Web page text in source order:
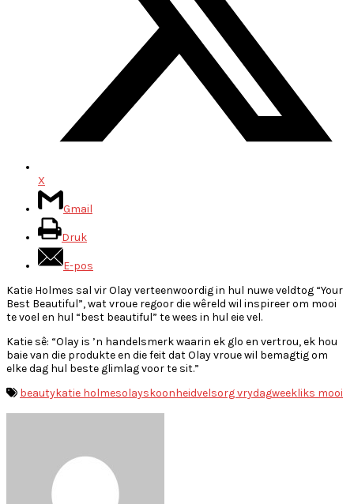
X
Gmail
Druk
E-pos
Katie Holmes sal vir Olay verteenwoordig in hul nuwe veldtog “Your
Best Beautiful”, wat vroue regoor die wêreld wil inspireer om mooi
te voel en hul “best beautiful” te wees in hul eie vel.
Katie sê: “Olay is ’n handelsmerk waarin ek glo en vertrou, ek hou
baie van die produkte en die feit dat Olay vroue wil bemagtig om
elke dag hul beste glimlag voor te sit.”
beautykatie holmesolayskoonheidvelsorg vrydagweekliks mooi